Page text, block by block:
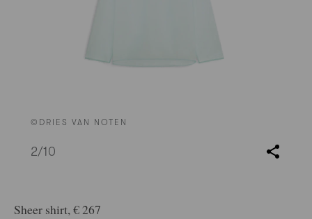
©DRIES VAN NOTEN
2/10
Sheer shirt, € 267